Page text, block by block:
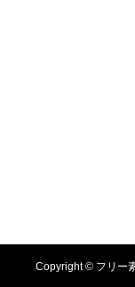
Copyright © フリー